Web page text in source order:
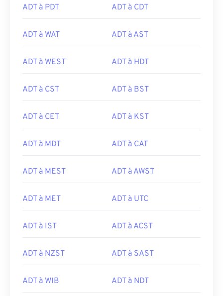
ADT à PDT ADT à CDT
ADT à WAT ADT à AST
ADT à WEST ADT à HDT
ADT à CST ADT à BST
ADT à CET ADT à KST
ADT à MDT ADT à CAT
ADT à MEST ADT à AWST
ADT à MET ADT à UTC
ADT à IST ADT à ACST
ADT à NZST ADT à SAST
ADT à WIB ADT à NDT